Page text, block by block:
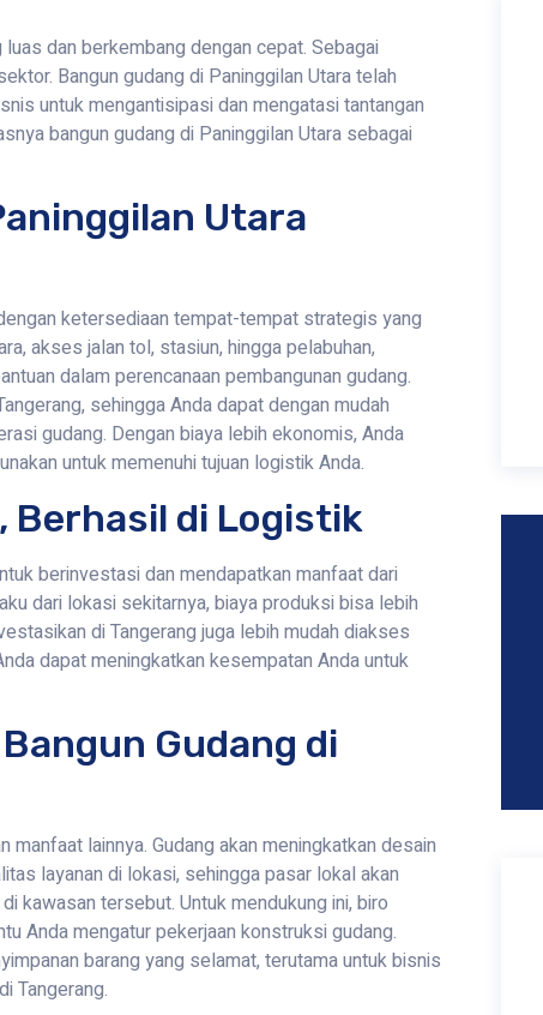
dan berkembang dengan cepat. Sebagai
Bangun gudang di Paninggilan Utara telah
untuk mengantisipasi dan mengatasi tantangan
bangun gudang di Paninggilan Utara sebagai
Utara
ketersediaan tempat-tempat strategis yang
akses jalan tol, stasiun, hingga pelabuhan,
dalam perencanaan pembangunan gudang.
sehingga Anda dapat dengan mudah
gudang. Dengan biaya lebih ekonomis, Anda
untuk memenuhi tujuan logistik Anda.
Berhasil di Logistik
berinvestasi dan mendapatkan manfaat dari
dari lokasi sekitarnya, biaya produksi bisa lebih
di Tangerang juga lebih mudah diakses
dapat meningkatkan kesempatan Anda untuk
Gudang di
lainnya. Gudang akan meningkatkan desain
layanan di lokasi, sehingga pasar lokal akan
kawasan tersebut. Untuk mendukung ini, biro
Anda mengatur pekerjaan konstruksi gudang.
barang yang selamat, terutama untuk bisnis
Tangerang.